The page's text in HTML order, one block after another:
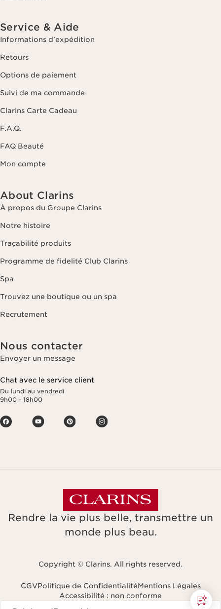
Service & Aide
Informations d'expédition
Retours
Options de paiement
Suivi de ma commande
Clarins Carte Cadeau
F.A.Q.
FAQ Beauté
Mon compte
About Clarins
À propos du Groupe Clarins
Notre histoire
Traçabilité produits
Programme de fidelité Club Clarins
Spa
Trouvez une boutique ou un spa
Recrutement
Nous contacter
Envoyer un message
Chat avec le service client
Du lundi au vendredi
9h00 - 18h00
Rendre la vie plus belle, transmettre un
monde plus beau.
Copyright © Clarins. All rights reserved.
CGVPolitique de ConfidentialitéMentions Légales
Accessibilité : non conforme
Naviguer vers